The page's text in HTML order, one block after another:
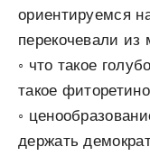
ориентируемся
перекочевали
◦ что такое
такое
◦
держать